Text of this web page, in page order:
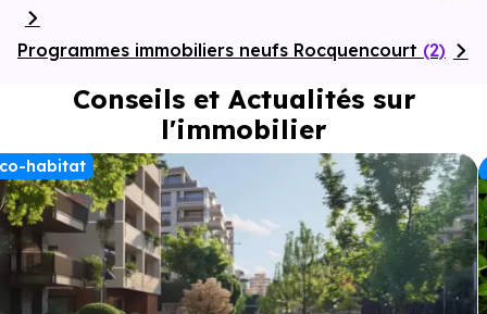
Programmes immobiliers neufs Rocquencourt (2)
Conseils et Actualités sur
l'immobilier
habitat